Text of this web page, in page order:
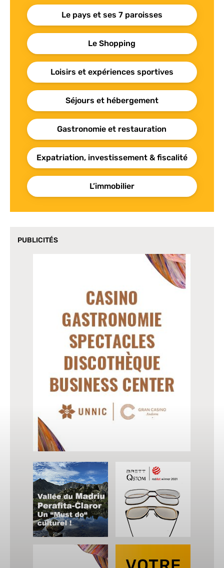
Le pays et ses 7 paroisses
Le Shopping
Loisirs et expériences sportives
Séjours et hébergement
Gastronomie et restauration
Expatriation, investissement & fiscalité
L’immobilier
PUBLICITÉS